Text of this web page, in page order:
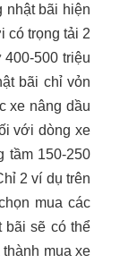
nhật bãi hiện
có trọng tải 2
500 triệu
bãi chỉ vỏn
xe nâng dầu
với dòng xe
tầm 150-250
2 ví dụ trên
mua các
bãi sẽ có thể
mua xe